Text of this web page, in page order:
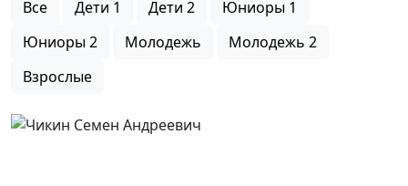
Все Дети 1 Дети 2
Юниоры 1
Юниоры 2
Молодежь
Молодежь 2
Взрослые